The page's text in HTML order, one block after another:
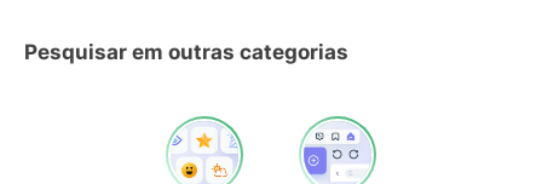
Pesquisar em outras categorias